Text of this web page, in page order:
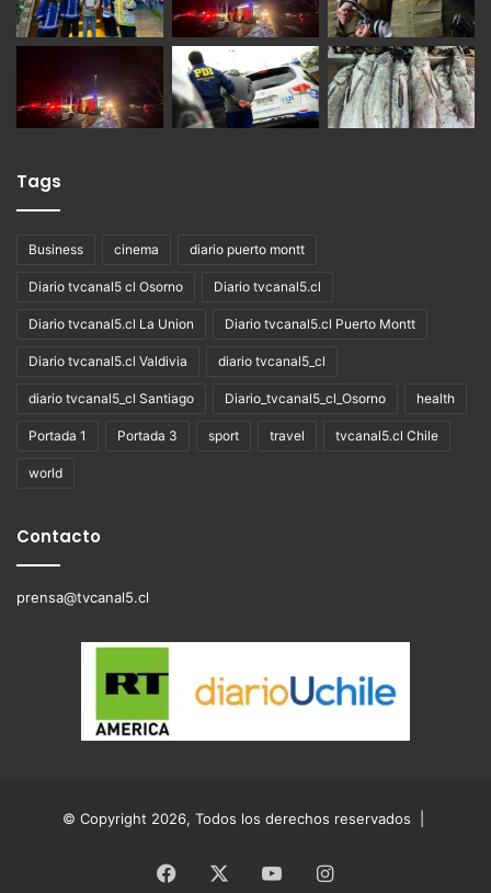
Tags
Business cinema diario puerto montt
Diario tvcanal5 cl Osorno Diario tvcanal5.cl
Diario tvcanal5.cl La Union Diario tvcanal5.cl Puerto Montt
Diario tvcanal5.cl Valdivia diario tvcanal5_cl
diario tvcanal5_cl Santiago Diario_tvcanal5_cl_Osorno health
Portada 1 Portada 3 sport travel tvcanal5.cl Chile
world
Contacto
prensa@tvcanal5.cl
© Copyright 2026, Todos los derechos reservados |
Facebook YouTubeInstagram